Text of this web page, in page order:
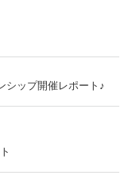
シップ開催レポート♪